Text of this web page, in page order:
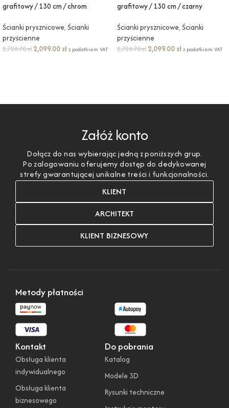
grafitowy / 130 cm / chrom
Ścianki prysznicowe, Ścianki
przyścienne
2,728.70zł 2,099.00 złz podatkiem VAT
grafitowy / 130 cm / czarny
Ścianki prysznicowe, Ścianki
przyścienne
2,728.70zł 2,099.00 złz podatkiem VAT
Załóż konto
Dołącz do nas wybierając jedną z poniższych grup.
Po zalogowaniu oferujemy dostęp do dedykowanej
strefy gwarantującej unikalne treści i funkcjonalności.
KLIENT
ARCHITEKT
KLIENT BIZNESOWY
Kontakt
Obsługa klienta
indywidualnego
Obsługa klienta
biznesowego
Do pobrania
Katalog
Modele 3D
Rysunki techniczne
Metody płatności